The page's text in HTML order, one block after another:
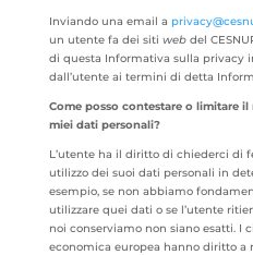
Inviando una email a
un utente fa dei siti webdel
di questa Informativa sulla privacy
dall’utente ai termini di detta
Come posso contestare o limitare
miei dati personali?
L’utente ha il diritto di chiederci di
utilizzo dei suoi dati personali in
esempio, se non abbiamo
utilizzare quei dati o se l’utente
noi conserviamo non siano esatti. I
economica europea hanno diritto a